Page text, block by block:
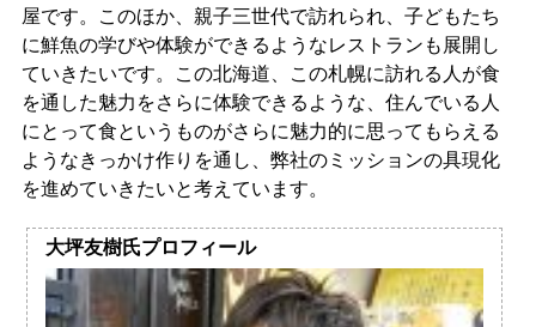
屋です。このほか、親子三世代で訪れられ、子どもたち
に鮮魚の学びや体験ができるようなレストランも展開し
ていきたいです。この北海道、この札幌に訪れる人が食
を通した魅力をさらに体験できるような、住んでいる人
にとって食というものがさらに魅力的に思ってもらえる
ようなきっかけ作りを通し、弊社のミッションの具現化
を進めていきたいと考えています。
大坪友樹氏プロフィール